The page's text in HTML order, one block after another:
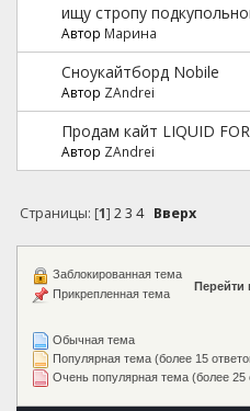
ищу стропу
Автор Марина
Сноукайтборд Nobile
Автор ZAndrei
Продам кайт LIQUID
Автор ZAndrei
Страницы: [1] 2 3 4 Вверх
Перейти
Обычная тема
Популярная тема (более 15
Очень популярная тема (более 25
Заблокированная тема
Прикрепленная тема